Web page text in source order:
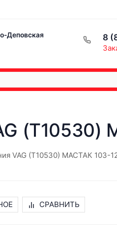
Деповская
8
(T10530)
VAG (T10530) МАСТАК 103-
СРАВНИТЬ